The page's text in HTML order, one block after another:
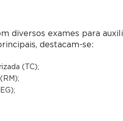
diversos exames para
destacam-se:
(TC);